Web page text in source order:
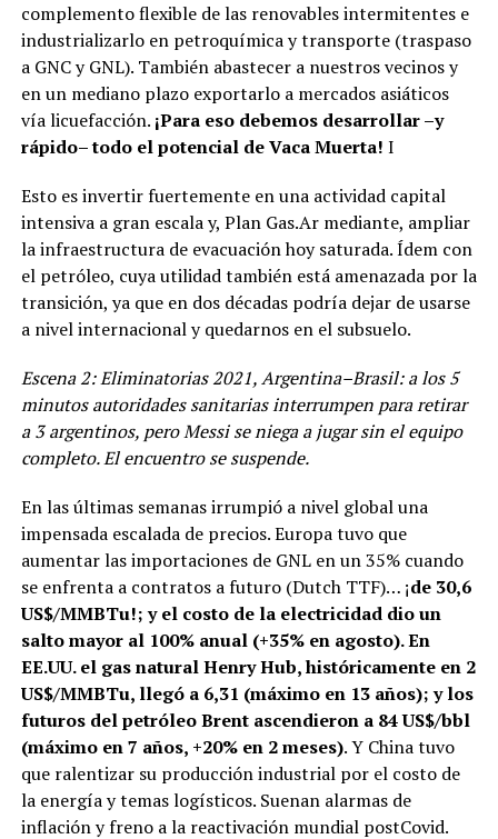
complemento flexible de las renovables intermitentes e
industrializarlo en petroquímica y transporte (traspaso
a GNC y GNL). También abastecer a nuestros vecinos y
en un mediano plazo exportarlo a mercados asiáticos
vía licuefacción. ¡Para eso debemos desarrollar –y
rápido– todo el potencial de Vaca Muerta! I
Esto es invertir fuertemente en una actividad capital
intensiva a gran escala y, Plan Gas.Ar mediante, ampliar
la infraestructura de evacuación hoy saturada. Ídem con
el petróleo, cuya utilidad también está amenazada por la
transición, ya que en dos décadas podría dejar de usarse
a nivel internacional y quedarnos en el subsuelo.
Escena 2: Eliminatorias 2021, Argentina–Brasil: a los 5
minutos autoridades sanitarias interrumpen para retirar
a 3 argentinos, pero Messi se niega a jugar sin el equipo
completo. El encuentro se suspende.
En las últimas semanas irrumpió a nivel global una
impensada escalada de precios. Europa tuvo que
aumentar las importaciones de GNL en un 35% cuando
se enfrenta a contratos a futuro (Dutch TTF)… ¡de 30,6
US$/MMBTu!; y el costo de la electricidad dio un
salto mayor al 100% anual (+35% en agosto). En
EE.UU. el gas natural Henry Hub, históricamente en 2
US$/MMBTu, llegó a 6,31 (máximo en 13 años); y los
futuros del petróleo Brent ascendieron a 84 US$/bbl
(máximo en 7 años, +20% en 2 meses). Y China tuvo
que ralentizar su producción industrial por el costo de
la energía y temas logísticos. Suenan alarmas de
inflación y freno a la reactivación mundial postCovid.